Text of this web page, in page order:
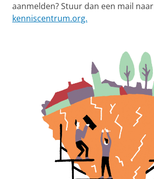
aanmelden? Stuur dan een mail naar
kenniscentrum.org.